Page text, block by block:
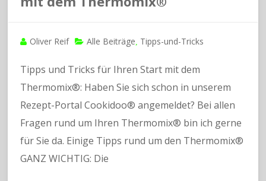
Oliver Reif Alle Beiträge Tipps-und-Tricks
Tipps und Tricks für Ihren Start mit dem
Thermomix®: Haben Sie sich schon in unserem
Rezept-Portal Cookidoo® angemeldet? Bei allen
Fragen rund um Ihren Thermomix® bin ich gerne
für Sie da. Einige Tipps rund um den Thermomix®
GANZ WICHTIG: Die